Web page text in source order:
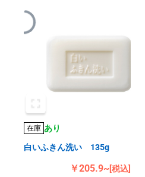
在庫 あり
白いふきん洗い 135g
￥205.9~[税込]